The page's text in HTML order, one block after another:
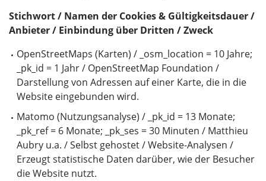
Stichwort / Namen der Cookies & Gültigkeitsdauer /
Anbieter / Einbindung über Dritten / Zweck
OpenStreetMaps (Karten) / _osm_location = 10 Jahre;
_pk_id = 1 Jahr / OpenStreetMap Foundation /
Darstellung von Adressen auf einer Karte, die in die
Website eingebunden wird.
Matomo (Nutzungsanalyse) / _pk_id = 13 Monate;
_pk_ref = 6 Monate; _pk_ses = 30 Minuten / Matthieu
Aubry u.a. / Selbst gehostet / Website-Analysen /
Erzeugt statistische Daten darüber, wie der Besucher
die Website nutzt.